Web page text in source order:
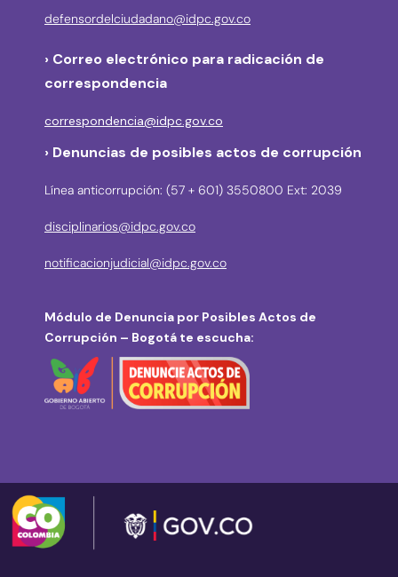
defensordelciudadano@idpc.gov.co
› Correo electrónico para radicación de
correspondencia
correspondencia@idpc.gov.co
› Denuncias de posibles actos de corrupción
Línea anticorrupción: (57 + 601) 3550800 Ext: 2039
disciplinarios@idpc.gov.co
notificacionjudicial@idpc.gov.co
Módulo de Denuncia por Posibles Actos de
Corrupción – Bogotá te escucha: